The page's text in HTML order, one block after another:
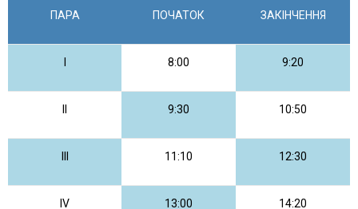
ПАРА ПОЧАТОК ЗАКІНЧЕННЯ
8:00 9:20
9:30 10:50
11:10 12:30
IV 13:00 14:20